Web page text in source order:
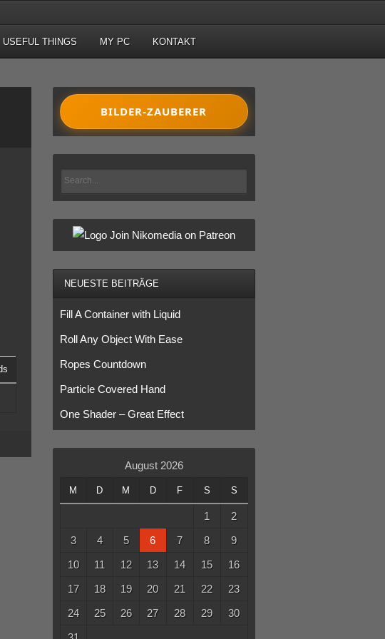
USEFUL THINGS MY PC KONTAKT
BILDER-ZAUBERER
Join Nikomedia on Patreon
NEUESTE BEITRÄGE
Fill A Container with Liquid
Roll Any Object With Ease
Ropes Countdown
Particle Covered Hand
One Shader – Great Effect
August 2026
M D M D F S S
1
2
3
4 5 6 7 8
9
10
11 12 13 14 15
16
17
18 19 20 21 22
23
24
25 26 27 28 29
30